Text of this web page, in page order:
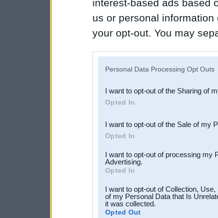
interest-based ads based
us or personal
your opt-out. You may
Downstream Participants
third parties.
Personal Data Processing Opt Outs
I want to opt-out of the Sharing of
Opted In
I want to opt-out of the Sale of my
Opted In
I want to opt-out of processing my
Advertising.
Opted In
I want to opt-out of Collection,
of my Personal Data that Is
it was collected.
Opted Out